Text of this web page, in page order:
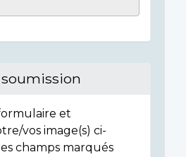
et
vos image(s) ci-
champs marqués